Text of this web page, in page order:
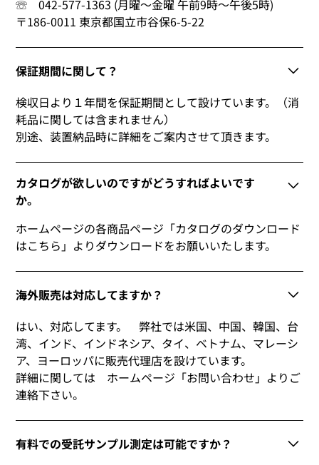
☏ 042-577-1363 (月曜～金曜 午前9時～午後5時)
〒186-0011 東京都国立市谷保6-5-22
保証期間に関して？
検収日より１年間を保証期間として設けています。（消
耗品に関しては含まれません）
別途、装置納品時に詳細をご案内させて頂きます。
カタログが欲しいのですがどうすればよいです
か。
ホームページの各商品ページ「カタログのダウンロード
はこちら」よりダウンロードをお願いいたします。
海外販売は対応してますか？
はい、対応してます。 弊社では米国、中国、韓国、台
湾、インド、インドネシア、タイ、ベトナム、マレーシ
ア、ヨーロッパに販売代理店を設けています。
詳細に関しては ホームページ「お問い合わせ」よりご
連絡下さい。
有料での受託サンプル測定は可能ですか？